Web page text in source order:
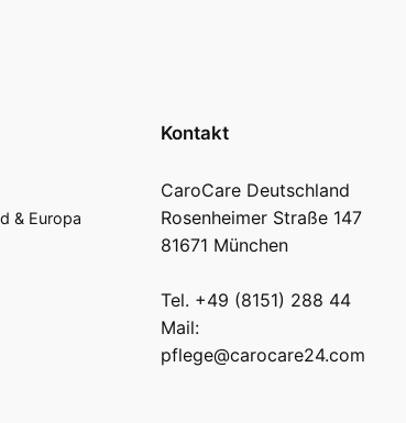
& Europa
Kontakt
CaroCare Deutschland
Rosenheimer Straße 147
81671 München
Tel. +49 (8151) 288 44
Mail:
pflege@carocare24.com